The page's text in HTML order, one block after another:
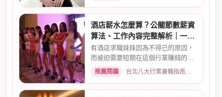
酒店薪水怎麼算？公關節數薪資
算法、工作內容完整解析｜一次
搞懂收入結構
有酒店求職妹妹因為不得已的原因，
而被迫需要短期在這個行業賺錢的時
候而環境又你文章提到的那麼...
推薦閱讀 台北八大行業兼職指南：熱門職缺與求職須知 · 2026-02-13